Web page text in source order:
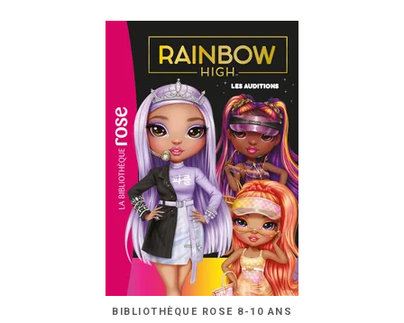
BIBLIOTHÈQUE ROSE 8-10 ANS